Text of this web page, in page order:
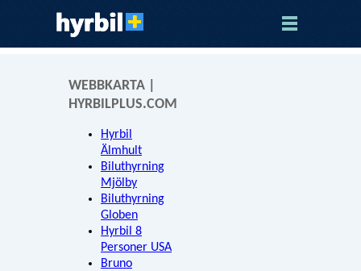
WEBBKARTA |
HYRBILPLUS.COM
Hyrbil
Älmhult
Biluthyrning
Mjölby
Biluthyrning
Globen
Hyrbil 8
Personer USA
Bruno